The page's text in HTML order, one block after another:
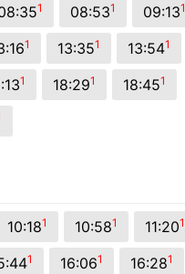
1 08:531 09:131
1 13:351 13:541
1 18:291 18:451
10:181 10:581 11:201
1 16:061 16:281